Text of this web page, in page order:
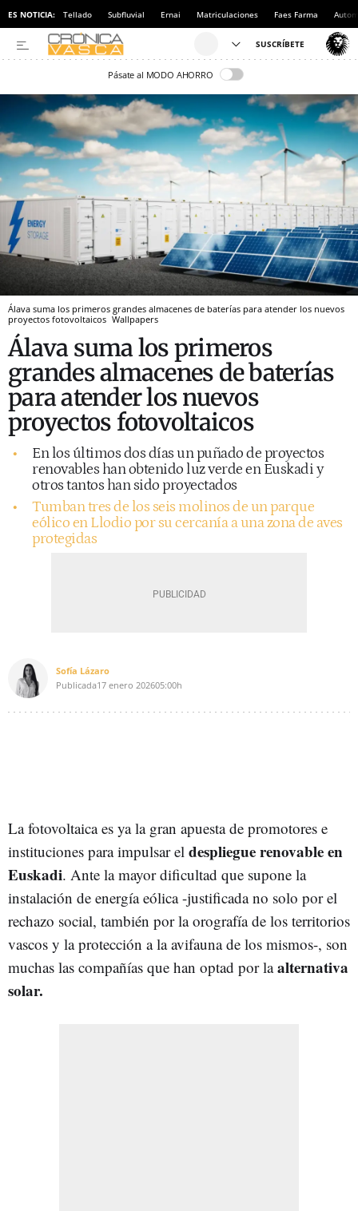
ES NOTICIA: Tellado Subfluvial Ernai Matriculaciones Faes Farma
Pásate al MODO AHORRO
Álava suma los primeros grandes almacenes de baterías para atender los nuevos
proyectos fotovoltaicos Wallpapers
Álava suma los primeros
grandes almacenes de baterías
para atender los nuevos
proyectos fotovoltaicos
En los últimos dos días un puñado de proyectos
renovables han obtenido luz verde en Euskadi y
otros tantos han sido proyectados
Tumban tres de los seis molinos de un parque
eólico en Llodio por su cercanía a una zona de aves
protegidas
Sofía Lázaro
Publicada17 enero 202605:00h
La fotovoltaica es ya la gran apuesta de promotores e
instituciones para impulsar el despliegue renovable en
Euskadi. Ante la mayor dificultad que supone la
instalación de energía eólica -justificada no solo por el
rechazo social, también por la orografía de los territorios
vascos y la protección a la avifauna de los mismos-, son
muchas las compañías que han optad por laalternativa
solar.